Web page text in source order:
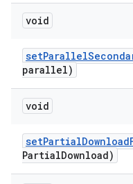
void
setParallel
parallel)
void
setPartialDownload
PartialDownload)